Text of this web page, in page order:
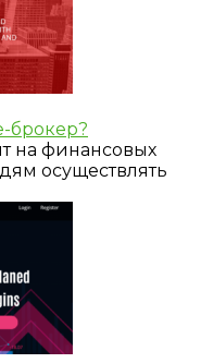
брокер?
на финансовых
осуществлять